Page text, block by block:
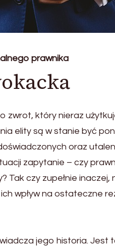
prawnika
zwrot, który nieraz
elity są w stanie być
oraz
zapytanie – czy
czy zupełnie inaczej,
wpływ na ostateczne
jego historia. Jest